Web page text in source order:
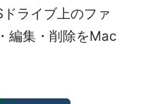
ライブ上のファ
編集・削除をMac